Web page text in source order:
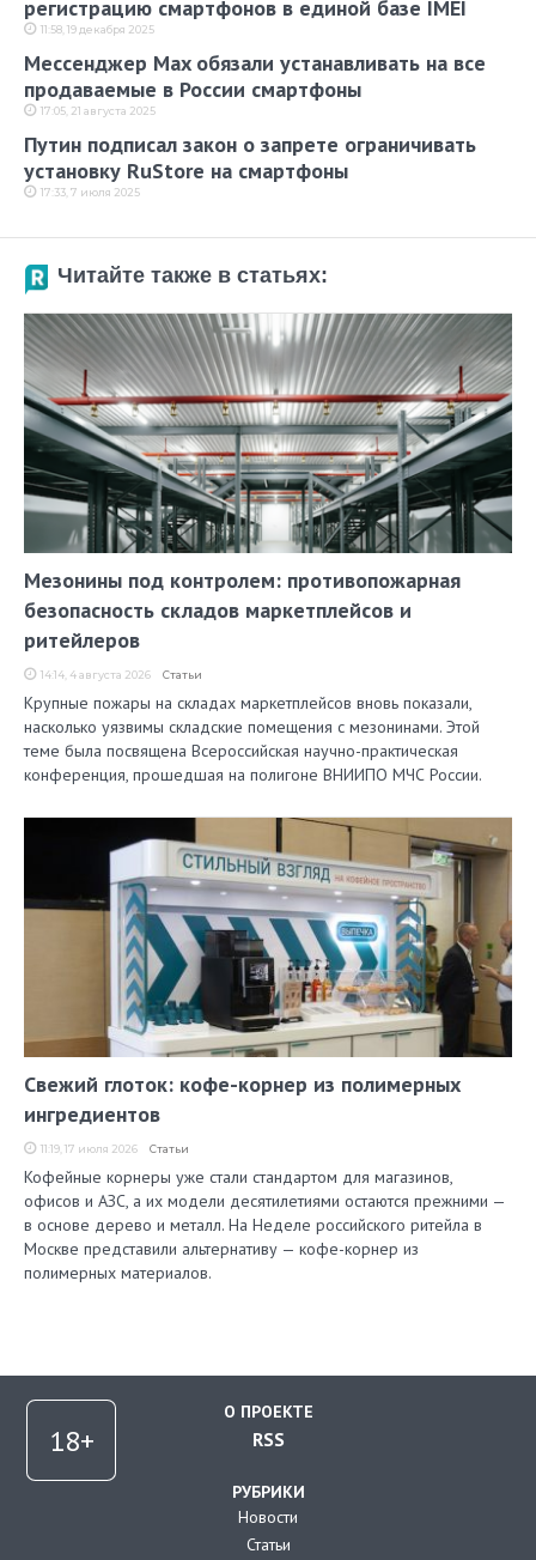
регистрацию смартфонов в единой базе IMEI
11:58, 19 декабря 2025
Мессенджер Max обязали устанавливать на все
продаваемые в России смартфоны
17:05, 21 августа 2025
Путин подписал закон о запрете ограничивать
установку RuStore на смартфоны
17:33, 7 июля 2025
Читайте также в статьях:
Мезонины под контролем: противопожарная
безопасность складов маркетплейсов и
ритейлеров
14:14, 4 августа 2026 Статьи
Крупные пожары на складах маркетплейсов вновь показали,
насколько уязвимы складские помещения с мезонинами. Этой
теме была посвящена Всероссийская научно-практическая
конференция, прошедшая на полигоне ВНИИПО МЧС России.
Свежий глоток: кофе-корнер из полимерных
ингредиентов
11:19, 17 июля 2026 Статьи
Кофейные корнеры уже стали стандартом для магазинов,
офисов и АЗС, а их модели десятилетиями остаются прежними —
в основе дерево и металл. На Неделе российского ритейла в
Москве представили альтернативу — кофе-корнер из
полимерных материалов.
О ПРОЕКТЕ
RSS
РУБРИКИ
Новости
Статьи